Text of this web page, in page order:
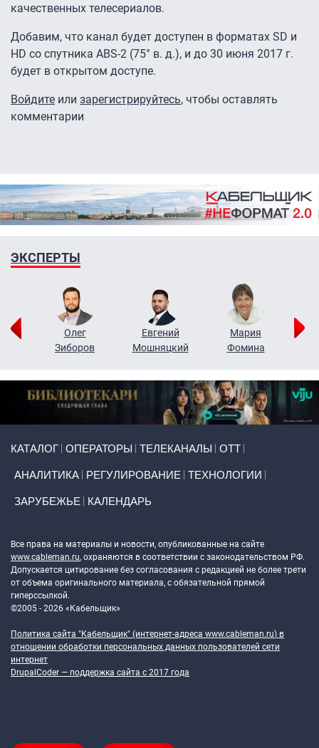
качественных телесериалов.
Добавим, что канал будет доступен в форматах SD и
HD со спутника ABS-2 (75° в. д.), и до 30 июня 2017 г.
будет в открытом доступе.
Войдите или зарегистрируйтесь, чтобы оставлять
комментарии
ЭКСПЕРТЫ
Олег
Зиборов
Евгений
Мошняцкий
Мария
Фомина
КАТАЛОГ ОПЕРАТОРЫ ТЕЛЕКАНАЛЫ ОТТ
АНАЛИТИКА РЕГУЛИРОВАНИЕ ТЕХНОЛОГИИ
ЗАРУБЕЖЬЕ КАЛЕНДАРЬ
Все права на материалы и новости, опубликованные на сайте
www.cableman.ru, охраняются в соответствии с законодательством РФ.
Допускается цитирование без согласования с редакцией не более трети
от объема оригинального материала, с обязательной прямой
гиперссылкой.
©2005 - 2026 «Кабельщик»
Политика сайта "Кабельщик" (интернет-адреса www.cableman.ru) в
отношении обработки персональных данных пользователей сети
интернет
DrupalCoder — поддержка сайта c 2017 года